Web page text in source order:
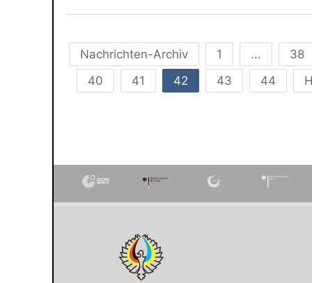
Nachrichten-Archiv 1 ...
38
40
41 42 43 44